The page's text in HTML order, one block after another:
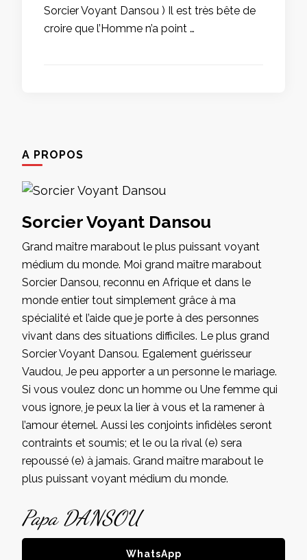
Sorcier Voyant Dansou ) Il est très bête de
croire que l’Homme n’a point …
A PROPOS
Sorcier Voyant Dansou
Grand maître marabout le plus puissant voyant
médium du monde. Moi grand maître marabout
Sorcier Dansou, reconnu en Afrique et dans le
monde entier tout simplement grâce à ma
spécialité et l’aide que je porte à des personnes
vivant dans des situations difficiles. Le plus grand
Sorcier Voyant Dansou. Egalement guérisseur
Vaudou, Je peu apporter a un personne le mariage.
Si vous voulez donc un homme ou Une femme qui
vous ignore, je peux la lier à vous et la ramener à
l’amour éternel. Aussi les conjoints infidèles seront
contraints et soumis; et le ou la rival (e) sera
repoussé (e) à jamais. Grand maître marabout le
plus puissant voyant médium du monde.
Papa DANSOU
WhatsApp